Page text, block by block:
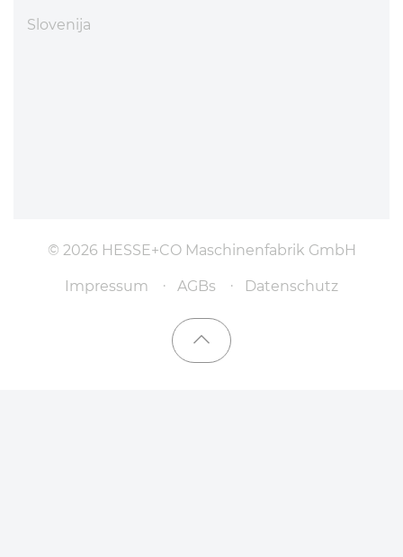
Slovenija
© 2026 HESSE+CO Maschinenfabrik GmbH
Impressum AGBs Datenschutz
Nach oben scrollen